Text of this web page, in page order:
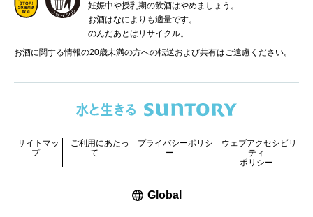
妊娠中や授乳期の飲酒はやめましょう。
お酒はなによりも適量です。
のんだあとはリサイクル。
お酒に関する情報の20歳未満の方への転送および共有はご遠慮ください。
サイトマッ
プ
ご利用にあたっ
て
プライバシーポリシ
ー
ウェブアクセシビリ
ティ
ポリシー
Global